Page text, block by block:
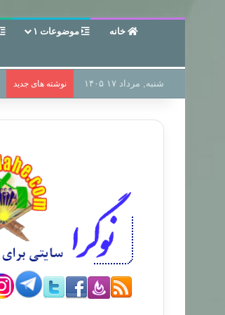
خانه موضوعات ۱
شنبه, مرداد ۱۷ ۱۴۰۵ نوشته های جدید